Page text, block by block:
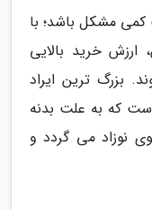
مشکل باشد؛ با
خرید بالایی
بزرگ ترین ایراد
که به علت بدنه
نوزاد می گردد و